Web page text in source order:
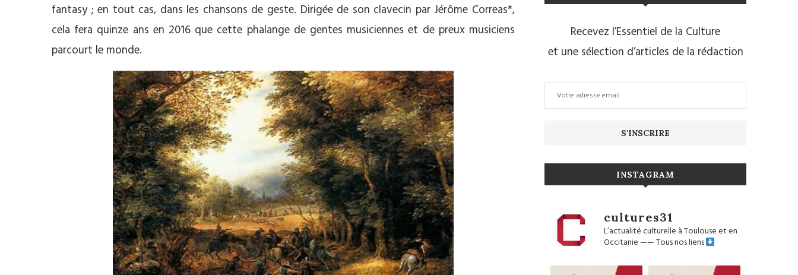
fantasy ; en tout cas, dans les chansons de geste. Dirigée de son clavecin par Jérôme Correas*,
cela fera quinze ans en 2016 que cette phalange de gentes musiciennes et de preux musiciens
parcourt le monde.
Recevez l’Essentiel de la Culture
et une sélection d’articles de la rédaction
INSTAGRAM
cultures31
L’actualité culturelle à Toulouse et en
Occitanie——Tous nos liens